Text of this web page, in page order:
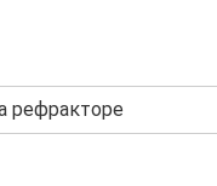
рефракторе